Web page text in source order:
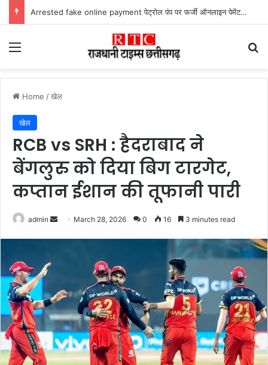
Arrested fake online payment पेट्रोल पंप पर फर्जी ऑनलाइन पेमेंट दिखाकर ठगी करने वाला युवक गिरफ्तार
Menu
Home /खेल
खेल
RCB vs SRH : हैदराबाद ने
बेंगलुरु को दिया बिग टारगेट,
कप्तान ईशान की तूफानी पारी
admin
Send March 28, 2026 0 16 3 minutes read